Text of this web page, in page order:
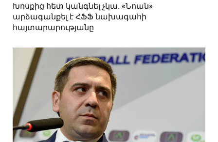
Խոսքից հետ կանգնել չկա. «Նոան»
արձագանքել է ՀՖՖ նախագահի
հայտարարությանը